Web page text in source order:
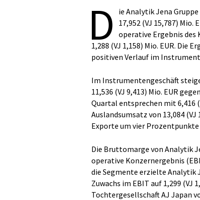
D
ie Analytik Jena
17,952 (VJ 15,787) Mio.
operative Ergebnis des
1,288 (VJ 1,158) Mio. EUR. Die
positiven Verlauf im
Im Instrumentengeschäft
11,536 (VJ 9,413) Mio. EUR
Quartal entsprechen mit 6,416
Auslandsumsatz von 13,084
Exporte um vier Prozentpunkte
Die Bruttomarge von Analytik
operative Konzernergebnis
die Segmente erzielte Analytik
Zuwachs im EBIT auf 1,299 (VJ
Tochtergesellschaft AJ Japan